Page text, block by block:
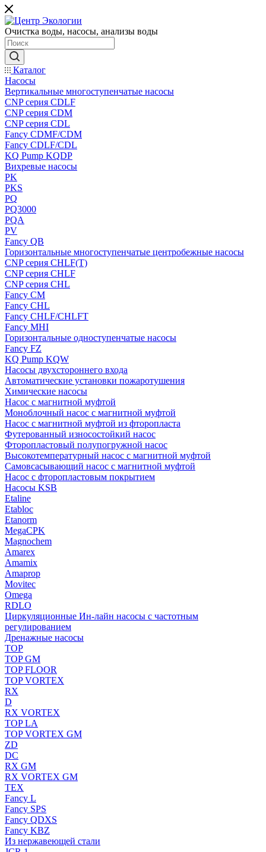
Очистка воды, насосы, анализы воды
Каталог
Насосы
Вертикальные многоступенчатые насосы
CNP серия CDLF
CNP серия CDM
CNP серия CDL
Fancy CDMF/CDM
Fancy CDLF/CDL
KQ Pump KQDP
Вихревые насосы
PK
PKS
PQ
PQ3000
PQA
PV
Fancy QB
Горизонтальные многоступенчатые центробежные насосы
CNP серия CHLF(T)
CNP серия CHLF
CNP серия CHL
Fancy CM
Fancy CHL
Fancy CHLF/CHLFT
Fancy MHI
Горизонтальные одноступенчатые насосы
Fancy FZ
KQ Pump KQW
Насосы двухстороннего входа
Автоматические установки пожаротушения
Химические насосы
Насос с магнитной муфтой
Моноблочный насос с магнитной муфтой
Насос с магнитной муфтой из фторопласта
Футерованный износостойкий насос
Фторопластовый полупогружной насос
Высокотемпературный насос с магнитной муфтой
Самовсасывающий насос с магнитной муфтой
Насос с фторопластовым покрытием
Насосы KSB
Etaline
Etabloc
Etanorm
MegaCPK
Magnochem
Amarex
Amamix
Amaprop
Movitec
Omega
RDLO
Циркуляционные Ин-лайн насосы с частотным
регулированием
Дренажные насосы
TOP
TOP GM
TOP FLOOR
TOP VORTEX
RX
D
RX VORTEX
TOP LA
TOP VORTEX GM
ZD
DC
RX GM
RX VORTEX GM
TEX
Fancy L
Fancy SPS
Fancy QDXS
Fancy KBZ
Из нержавеющей стали